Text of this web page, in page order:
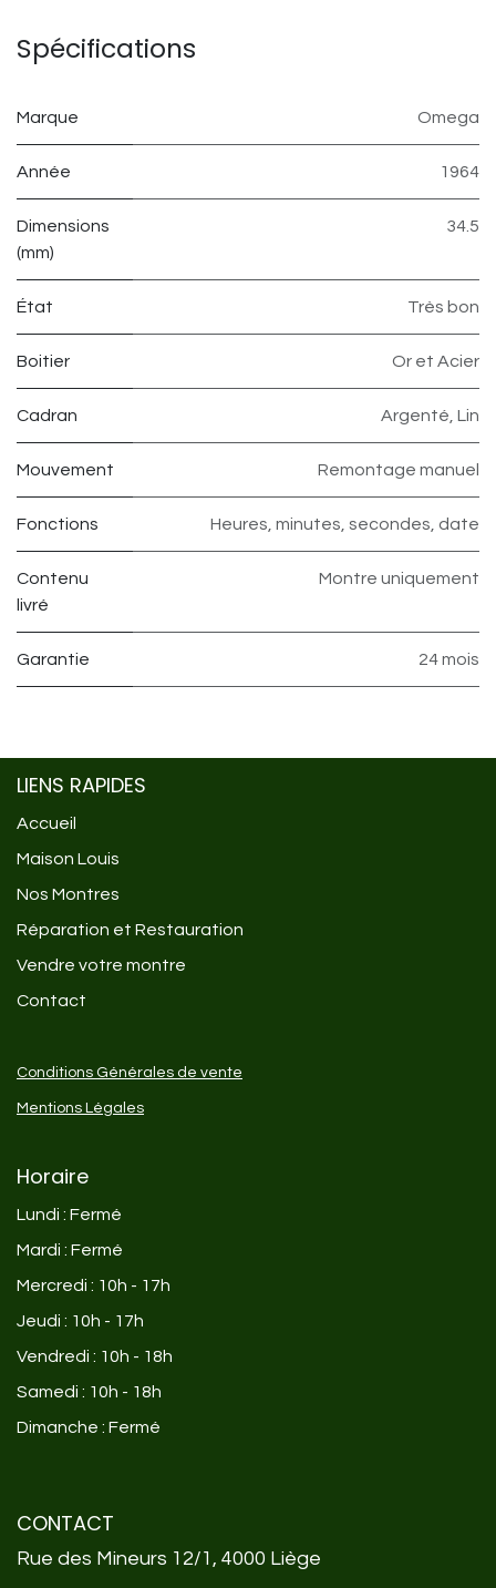
Spécifications
Marque Omega
Année 1964
Dimensions
(mm)
34.5
État Très bon
Boitier Or et Acier
Cadran Argenté, Lin
Mouvement Remontage manuel
Fonctions Heures, minutes, secondes, date
Contenu
livré
Montre uniquement
Garantie 24 mois
LIENS RAPIDES
Accueil
Maison Louis
Nos Montres
Réparation et Restauration
Vendre votre montre
Contact
Conditions Générales de vente
Mentions Légales
Horaire
Lundi : Fermé
Mardi : Fermé
Mercredi : 10h - 17h
Jeudi : 10h - 17h
Vendredi : 10h - 18h
Samedi : 10h - 18h
Dimanche : Fermé
CONTACT
Rue des Mineurs 12/1, 4000 Liège